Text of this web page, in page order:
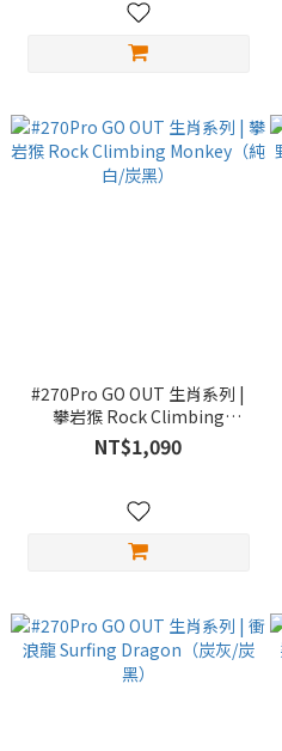
#270Pro GO OUT 生肖系列 |
攀岩猴 Rock Climbing
Monkey（純白/炭黑）
NT$1,090